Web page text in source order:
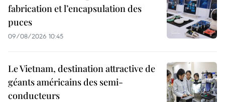
fabrication et l’encapsulation des
puces
09/08/2026 10:45
Le Vietnam, destination attractive de
géants américains des semi-
conducteurs